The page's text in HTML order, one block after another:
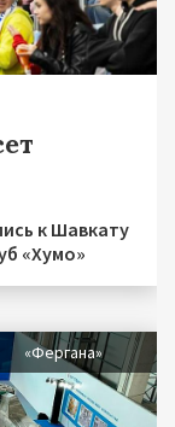
к Шавкату
«Хумо»
«Фергана»